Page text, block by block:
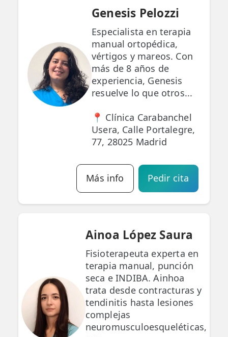
Genesis Pelozzi
Especialista en terapia
manual ortopédica,
vértigos y mareos. Con
más de 8 años de
experiencia, Genesis
resuelve lo que otros...
📍 Clínica Carabanchel
Usera, Calle Portalegre,
77, 28025 Madrid
Más info Pedir cita
Ainoa López Saura
Fisioterapeuta experta en
terapia manual, punción
seca e INDIBA. Ainhoa
trata desde contracturas y
tendinitis hasta lesiones
complejas
neuromusculoesqueléticas,